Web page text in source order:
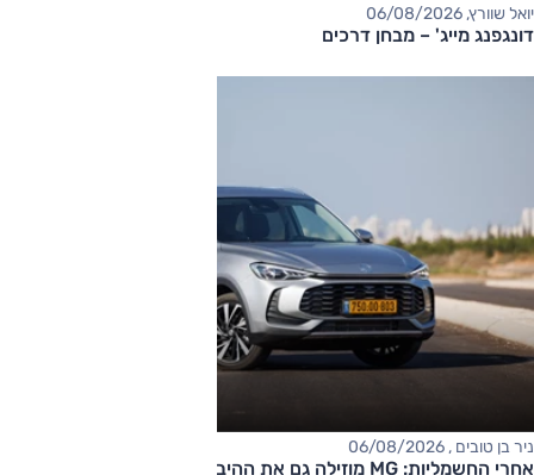
יואל שוורץ, 06/08/2026
דונגפנג מייג' – מבחן דרכים
ניר בן טובים , 06/08/2026
אחרי החשמליות: MG מוזילה גם את ההיברידיות